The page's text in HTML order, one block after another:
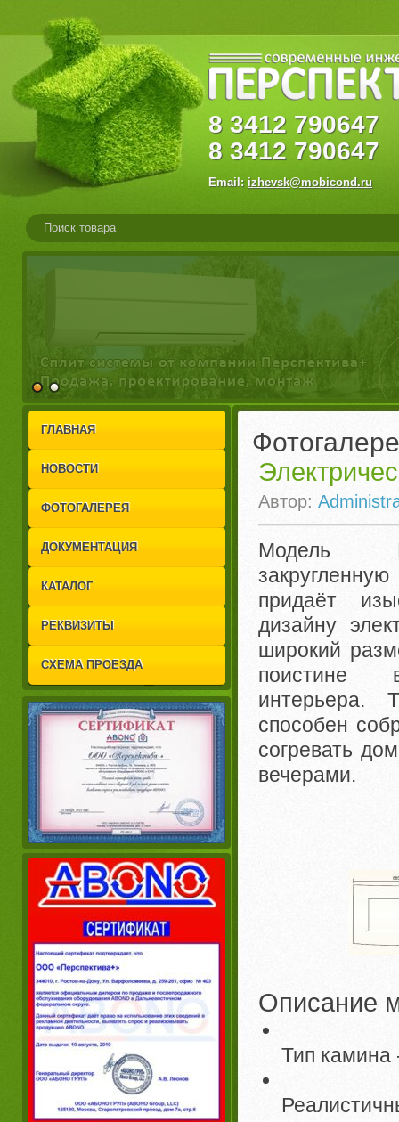
8 3412
8 3412 790647
Email: izhevsk@mobicond.ru
1
2
ГЛАВНАЯ
НОВОСТИ
ФОТОГАЛЕРЕЯ
ДОКУМЕНТАЦИЯ
КАТАЛОГ
РЕКВИЗИТЫ
СХЕМА ПРОЕЗДА
Автор:
Модель
придаёт
дизайну
широкий
поистине
интерьера.
способен
согревать
вечерами.
Описание
Тип камина